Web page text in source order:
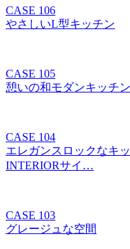
CASE 106
やさしいL型キッチン
CASE 105
憩いの和モダンキッチン
CASE 104
エレガンスロックな
INTERIORサイ…
CASE 103
グレージュな空間